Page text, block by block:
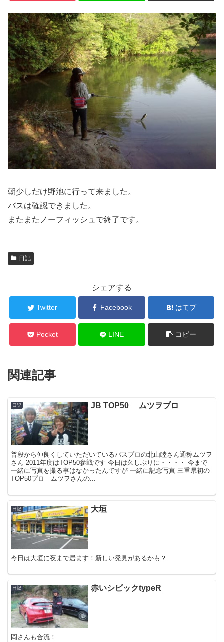
朝少しだけ野池に行って来ました。
バスは確認できました。
またまたノーフィッシュで終了です。
日記
シェアする
Twitter Facebook はてブ
Pocket LINE コピー
関連記事
日記 JB TOP50 ムツヲプロ
普段から仲良くしていただいているバスプロの北山睦さん通称ムツヲ
さん 2011年度はTOP50参戦です 今日は久しぶりに・・・・ 今まで
一緒に写真を撮る事はなかったんですが 一緒に記念写真 三重県初の
TOP50プロ ムツヲさんの...
日記 大垣
今日は大垣に夜まで居ます！新しい発見があるかも？
日記 赤いシビックtypeR
岡さんも合流！